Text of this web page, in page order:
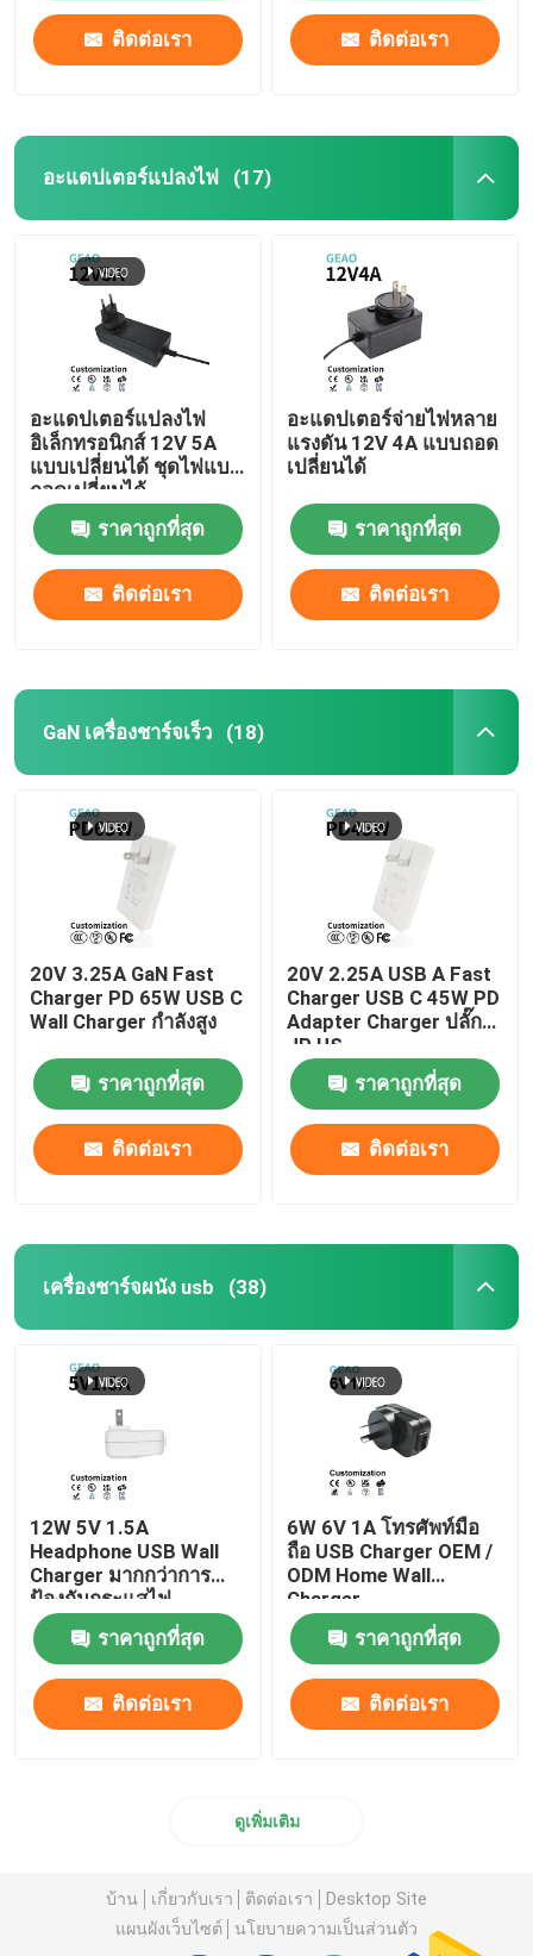
ติดต่อเรา ติดต่อเรา
อะแดปเตอร์แปลงไฟ (17)
อะแดปเตอร์แปลงไฟ
อิเล็กทรอนิกส์ 12V 5A
แบบเปลี่ยนได้ ชุดไฟแบบ
ถอดเปลี่ยนได้
ราคาถูกที่สุด
ติดต่อเรา
อะแดปเตอร์จ่ายไฟหลาย
แรงดัน 12V 4A แบบถอด
เปลี่ยนได้
ราคาถูกที่สุด
ติดต่อเรา
GaN เครื่องชาร์จเร็ว (18)
20V 3.25A GaN Fast
Charger PD 65W USB C
Wall Charger กำลังสูง
ราคาถูกที่สุด
ติดต่อเรา
20V 2.25A USB A Fast
Charger USB C 45W PD
Adapter Charger ปลั๊ก
JP US
ราคาถูกที่สุด
ติดต่อเรา
เครื่องชาร์จผนัง usb (38)
12W 5V 1.5A
Headphone USB Wall
Charger มากกว่าการ
ป้องกันกระแสไฟ
ราคาถูกที่สุด
ติดต่อเรา
6W 6V 1A โทรศัพท์มือ
ถือ USB Charger OEM /
ODM Home Wall
Charger
ราคาถูกที่สุด
ติดต่อเรา
ดูเพิ่มเติม
บ้าน เกี่ยวกับเรา ติดต่อเรา
Desktop Site
แผนผังเว็บไซต์
นโยบายความเป็นส่วนตัว